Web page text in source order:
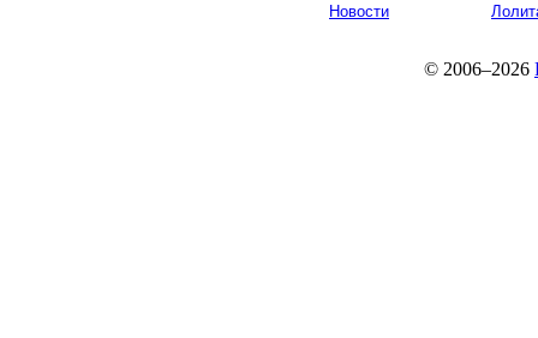
Новости
© 2006–2026